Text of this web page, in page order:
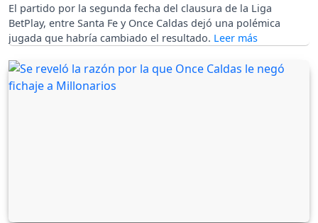
El partido por la segunda fecha del clausura de la Liga
BetPlay, entre Santa Fe y Once Caldas dejó una polémica
jugada que habría cambiado el resultado.